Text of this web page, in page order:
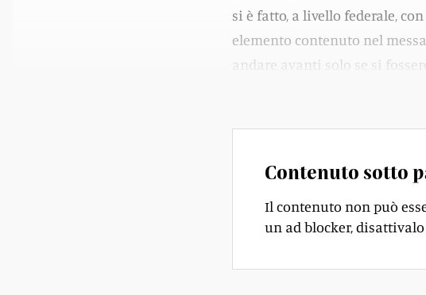
si è fatto, a livello federale,
elemento contenuto nel
andare avanti solo se si
Contenuto sotto
Il contenuto non può
un ad blocker,